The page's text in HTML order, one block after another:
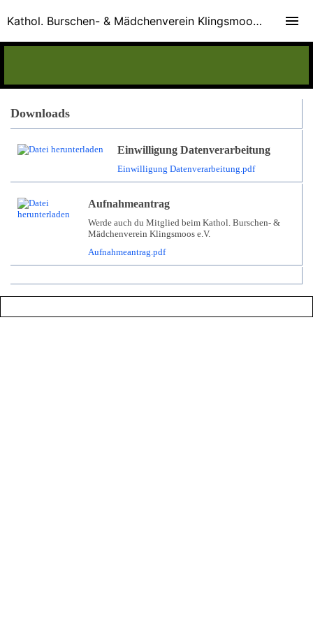
Downloads
Einwilligung Datenverarbeitung
Einwilligung Datenverarbeitung.pdf
Aufnahmeantrag
Werde auch du Mitglied beim Kathol. Burschen- &
Mädchenverein Klingsmoos e.V.
Aufnahmeantrag.pdf
Kathol. Burschen- & Mädchenverein Klingsmoos e.V.